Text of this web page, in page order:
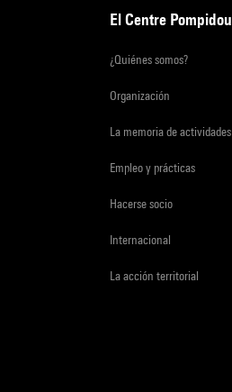
El Centre Pompidou
¿Quiénes somos?
Organización
La memoria de actividades
Empleo y prácticas
Hacerse socio
Internacional
La acción territorial